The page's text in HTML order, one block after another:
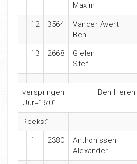
Maxim
12 3564
Vander Avert
Ben
13 2668
Gielen
Stef
verspringen
Ben Heren
Uur=16:01
Reeks:1
1 2380
Anthonissen
Alexander